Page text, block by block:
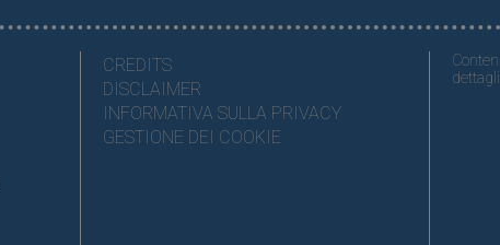
CREDITS
DISCLAIMER
INFORMATIVA SULLA PRIVACY
GESTIONE DEI COOKIE